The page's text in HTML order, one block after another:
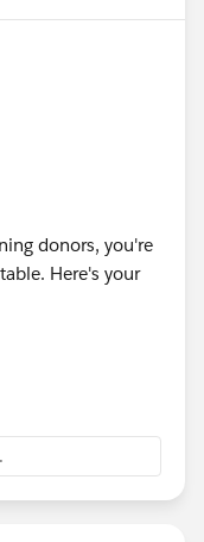
donors, you're
Here's your